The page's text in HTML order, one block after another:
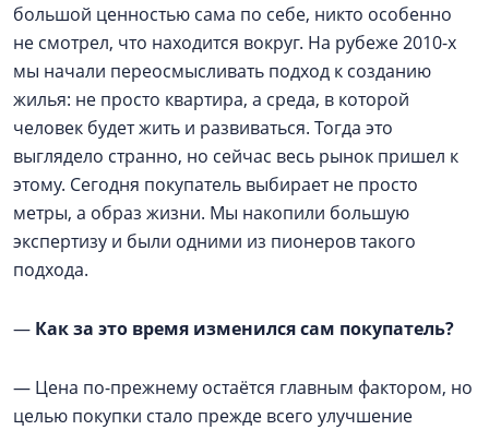
большой ценностью сама по себе, никто особенно
не смотрел, что находится вокруг. На рубеже 2010-х
мы начали переосмысливать подход к созданию
жилья: не просто квартира, а среда, в которой
человек будет жить и развиваться. Тогда это
выглядело странно, но сейчас весь рынок пришел к
этому. Сегодня покупатель выбирает не просто
метры, а образ жизни. Мы накопили большую
экспертизу и были одними из пионеров такого
подхода.
— Как за это время изменился сам покупатель?
— Цена по-прежнему остаётся главным фактором, но
целью покупки стало прежде всего улучшение